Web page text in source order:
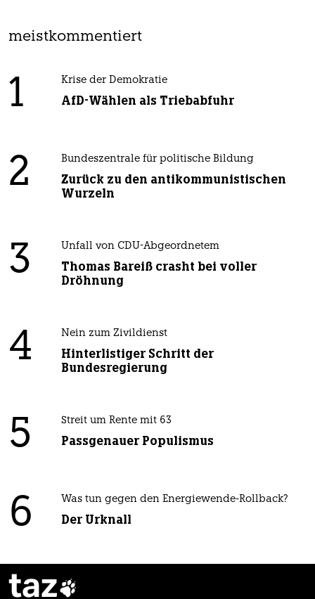
meistkommentiert
1 Krise der Demokratie
AfD-Wählen als Triebabfuhr
2 Bundeszentrale für politische Bildung
Zurück zu den antikommunistischen
Wurzeln
3 Unfall von CDU-Abgeordnetem
Thomas Bareiß crasht bei voller
Dröhnung
4 Nein zum Zivildienst
Hinterlistiger Schritt der
Bundesregierung
5 Streit um Rente mit 63
Passgenauer Populismus
6 Was tun gegen den Energiewende-Rollback?
Der Urknall
taz